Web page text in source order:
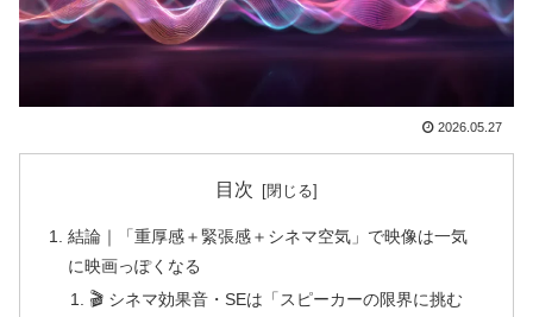
2026.05.27
目次
結論｜「重厚感＋緊張感＋シネマ空気」で映像は一気
に映画っぽくなる
🎬 シネマ効果音・SEは「スピーカーの限界に挑む